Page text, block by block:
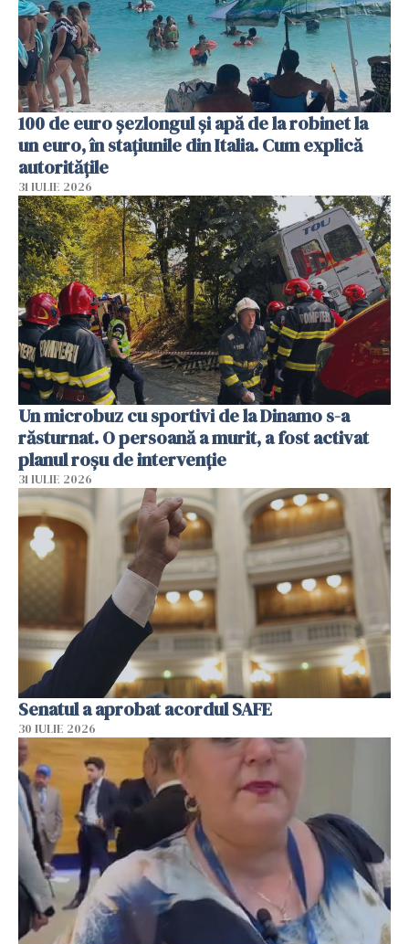
100 de euro șezlongul și apă de la robinet la
un euro, în stațiunile din Italia. Cum explică
autoritățile
31 IULIE 2026
Un microbuz cu sportivi de la Dinamo s-a
răsturnat. O persoană a murit, a fost activat
planul roșu de intervenție
31 IULIE 2026
Senatul a aprobat acordul SAFE
30 IULIE 2026